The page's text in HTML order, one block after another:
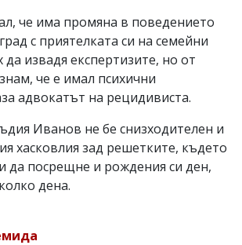
че има промяна в поведението
с приятелката си на семейни
да извадя експертизите, но от
че е имал психични
адвокатът на рецидивиста.
Иванов не бе снизходителен и
хасковлия зад решетките, където
да посрещне и рождения си ден,
дена.